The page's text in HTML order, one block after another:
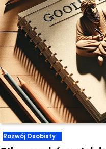
Rozwój Osobisty